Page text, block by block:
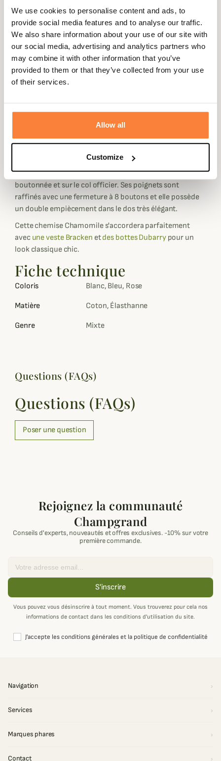
We use cookies to personalise content and ads, to
provide social media features and to analyse our traffic.
We also share information about your use of our site with
our social media, advertising and analytics partners who
may combine it with other information that you’ve
provided to them or that they’ve collected from your use
of their services.
Allow all
Customize
Description
Dubarry vous propose cette élégante chemise
Chamomile pour femme au style classique chic avec des
fantaisie et d'élégance.
La chemise Chamomile est confectionnée dans un coton
journée et dans une coupe ajustée pour une allure
Ses détails volants sont présents le long de la fermeture
boutonnée et sur le col officier. Ses poignets sont
raffinés avec une fermeture à 8 boutons et elle possède
un double empiècement dans le dos très élégant.
Cette chemise Chamomile s'accordera parfaitement
avec une veste Bracken etdes bottes Dubarrypour un
look classique chic.
Fiche technique
Coloris Blanc, Bleu, Rose
Matière Coton, Élasthanne
Genre Mixte
Questions (FAQs)
Questions (FAQs)
Poser une question
Rejoignez la communauté
Champgrand
Conseils d'experts, nouveautés et offres exclusives. -10% sur votre
première commande.
S'inscrire
Vous pouvez vous désinscrire à tout moment. Vous trouverez pour cela nos
informations de contact dans les conditions d'utilisation du site.
J'accepte les conditions générales et la politique de confidentialité
Navigation
Services
Marques phares
Contact